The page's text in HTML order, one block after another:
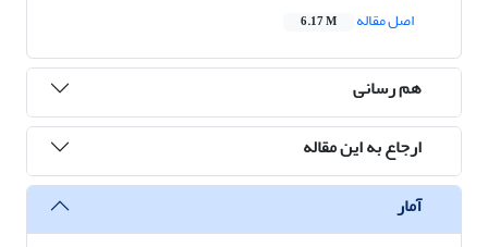
اصل مقاله
6.17 M
هم رسانی
ارجاع به این مقاله
آمار